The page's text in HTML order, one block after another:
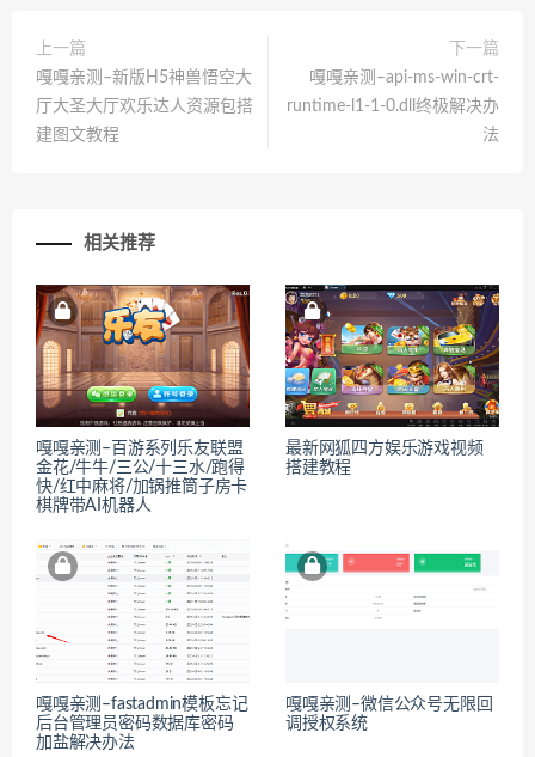
上一篇
嘎嘎亲测–新版H5神兽悟空大
厅大圣大厅欢乐达人资源包搭
建图文教程
下一篇
嘎嘎亲测–api-ms-win-crt-
runtime-l1-1-0.dll终极解决办
法
相关推荐
嘎嘎亲测–百游系列乐友联盟
金花/牛牛/三公/十三水/跑得
快/红中麻将/加锅推筒子房卡
棋牌带AI机器人
最新网狐四方娱乐游戏视频
搭建教程
嘎嘎亲测–fastadmin模板忘记
后台管理员密码数据库密码
加盐解决办法
嘎嘎亲测–微信公众号无限回
调授权系统